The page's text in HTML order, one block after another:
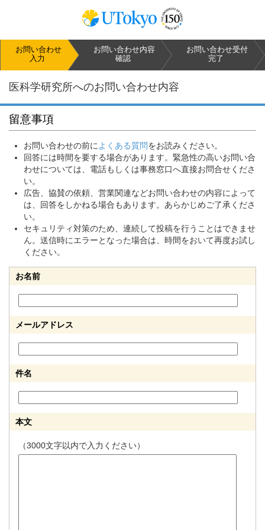
お問い合わせ
入力
お問い合わせ内容
確認
お問い合わせ受付
完了
医科学研究所へのお問い合わせ内容
留意事項
お問い合わせの前に よくある質問をお読みください。
回答には時間を要する場合があります。緊急性の高いお問い合
わせについては、電話もしくは事務窓口へ直接お問合せくださ
い。
広告、協賛の依頼、営業関連などお問い合わせの内容によって
は、回答をしかねる場合もあります。あらかじめご了承くださ
い。
セキュリティ対策のため、連続して投稿を行うことはできませ
ん。送信時にエラーとなった場合は、時間をおいて再度お試し
ください。
お名前
メールアドレス
件名
本文
（3000文字以内で入力ください）